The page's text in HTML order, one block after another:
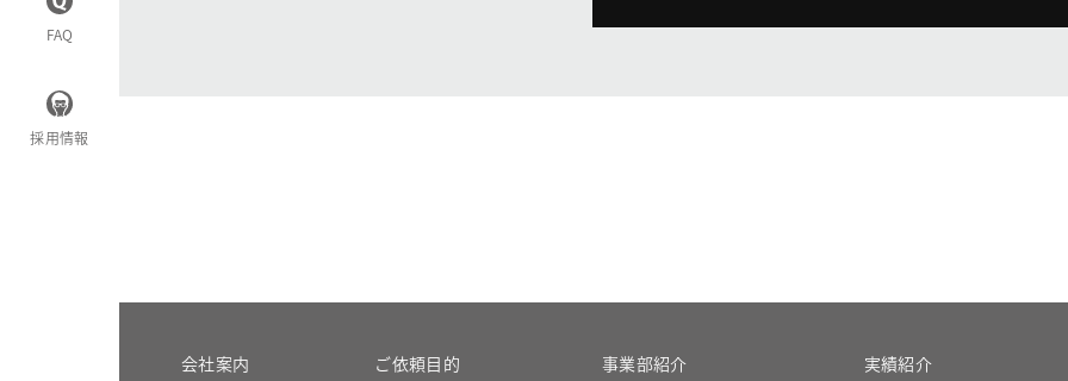
FAQ
採用情報
会社案内 ご依頼目的 事業部紹介 実績紹介